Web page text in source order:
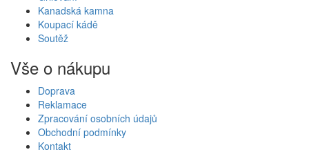
Kanadská kamna
Koupací kádě
Soutěž
Vše o nákupu
Doprava
Reklamace
Zpracování osobních údajů
Obchodní podmínky
Kontakt